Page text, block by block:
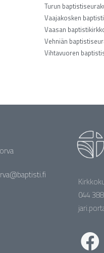
Turun
Vaajakosken
Vaasan
Vehniän
Vihtavuoren
044